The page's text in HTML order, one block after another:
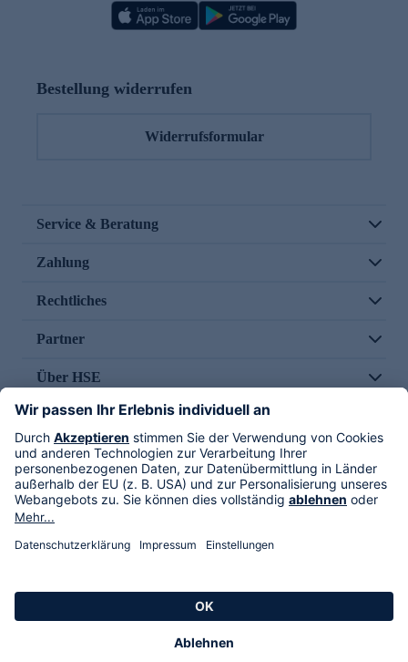
Bestellung widerrufen
Widerrufsformular
Service & Beratung
Zahlung
Rechtliches
Partner
Über HSE
Im TV
HSE International